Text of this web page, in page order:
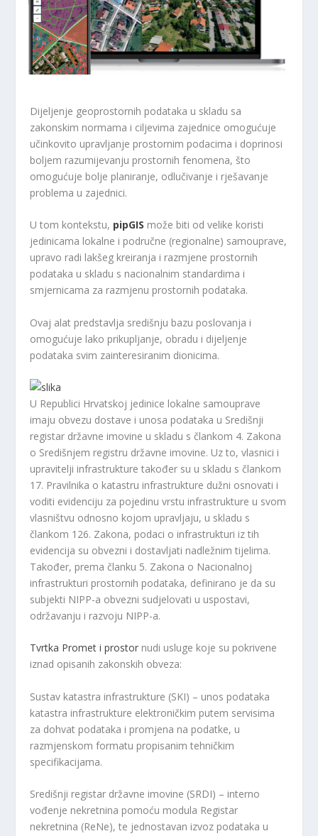
Dijeljenje geoprostornih podataka u skladu sa
zakonskim normama i ciljevima zajednice omogućuje
učinkovito upravljanje prostornim podacima i doprinosi
boljem razumijevanju prostornih fenomena, što
omogućuje bolje planiranje, odlučivanje i rješavanje
problema u zajednici.
U tom kontekstu, pipGIS može biti od velike koristi
jedinicama lokalne i područne (regionalne) samouprave,
upravo radi lakšeg kreiranja i razmjene prostornih
podataka u skladu s nacionalnim standardima i
smjernicama za razmjenu prostornih podataka.
Ovaj alat predstavlja središnju bazu poslovanja i
omogućuje lako prikupljanje, obradu i dijeljenje
podataka svim zainteresiranim dionicima.
U Republici Hrvatskoj jedinice lokalne samouprave
imaju obvezu dostave i unosa podataka u Središnji
registar državne imovine u skladu s člankom 4. Zakona
o Središnjem registru državne imovine. Uz to, vlasnici i
upravitelji infrastrukture također su u skladu s člankom
17. Pravilnika o katastru infrastrukture dužni osnovati i
voditi evidenciju za pojedinu vrstu infrastrukture u svom
vlasništvu odnosno kojom upravljaju, u skladu s
člankom 126. Zakona, podaci o infrastrukturi iz tih
evidencija su obvezni i dostavljati nadležnim tijelima.
Također, prema članku 5. Zakona o Nacionalnoj
infrastrukturi prostornih podataka, definirano je da su
subjekti NIPP-a obvezni sudjelovati u uspostavi,
održavanju i razvoju NIPP-a.
Tvrtka Promet i prostor nudi usluge koje su pokrivene
iznad opisanih zakonskih obveza:
Sustav katastra infrastrukture (SKI) – unos podataka
katastra infrastrukture elektroničkim putem servisima
za dohvat podataka i promjena na podatke, u
razmjenskom formatu propisanim tehničkim
specifikacijama.
Središnji registar državne imovine (SRDI) – interno
vođenje nekretnina pomoću modula Registar
nekretnina (ReNe), te jednostavan izvoz podataka u